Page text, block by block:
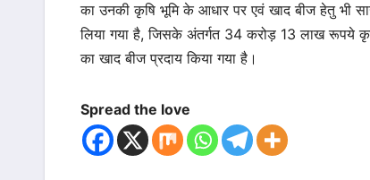
का उनकी कृषि भूमि के आधार पर एवं खाद बीज हेतु भी
लिया गया है, जिसके अंतर्गत 34 करोड़ 13 लाख
का खाद बीज प्रदाय किया गया है।
Spread the love